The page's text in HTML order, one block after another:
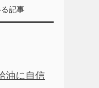
記事
油に自信